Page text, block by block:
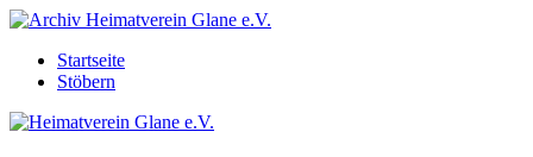
Startseite
Stöbern